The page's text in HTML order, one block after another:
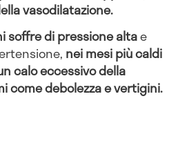
vasodilatazione.
soffre di pressione altae
nei mesi più caldi
calo eccessivo della
come debolezza e vertigini.